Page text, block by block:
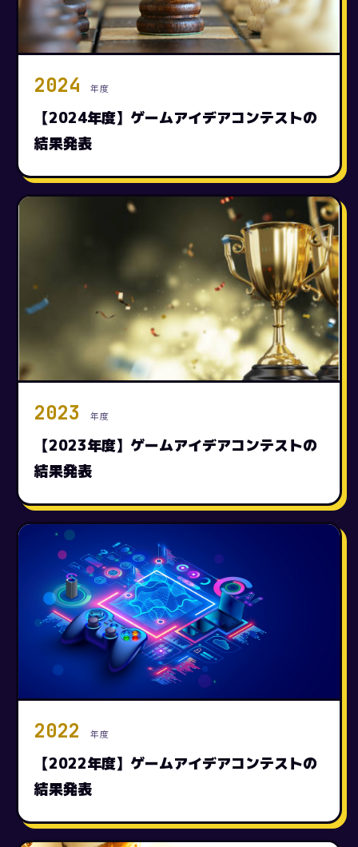
2024 年度
【2024年度】ゲームアイデアコンテストの
結果発表
2023 年度
【2023年度】ゲームアイデアコンテストの
結果発表
2022 年度
【2022年度】ゲームアイデアコンテストの
結果発表